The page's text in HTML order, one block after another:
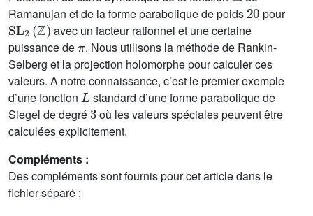
Ramanujan et de la forme parabolique de poids
pour
SL2(ℤ)
avec un facteur rationnel et une certaine
puissance de
π
. Nous utilisons la méthode de Rankin-
Selberg et la projection holomorphe pour calculer ces
valeurs. A notre connaissance, c’est le premier exemple
d’une fonction
L
standard d’une forme parabolique de
Siegel de degré
3
où les valeurs spéciales peuvent être
calculées explicitement.
Compléments :
Des compléments sont fournis pour cet article dans le
fichier séparé :